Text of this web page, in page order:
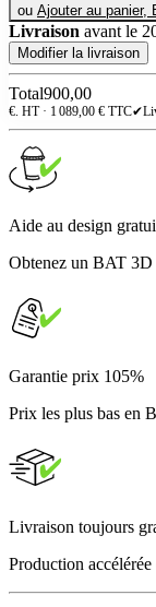
ou Ajouter au panier,
Livraison avant le
Modifier la livraison
Total900,00
€. HT · 1 089,00 € TTC✔
Aide au design
Obtenez un BAT 3D
Garantie prix 105%
Prix les plus bas en
Livraison toujours
Production